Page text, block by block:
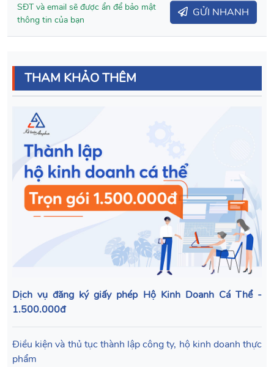
SĐT và email sẽ được ẩn để bảo mật
thông tin của bạn
GỬI NHANH
THAM KHẢO THÊM
Dịch vụ đăng ký giấy phép Hộ Kinh Doanh Cá Thể -
1.500.000đ
Điều kiện và thủ tục thành lập công ty, hộ kinh doanh thực
phẩm